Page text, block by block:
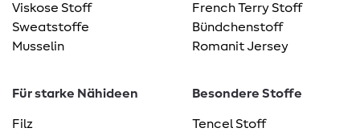
Viskose Stoff
Sweatstoffe
Musselin
French Terry Stoff
Bündchenstoff
Romanit Jersey
Für starke Nähideen
Filz
Besondere Stoffe
Tencel Stoff